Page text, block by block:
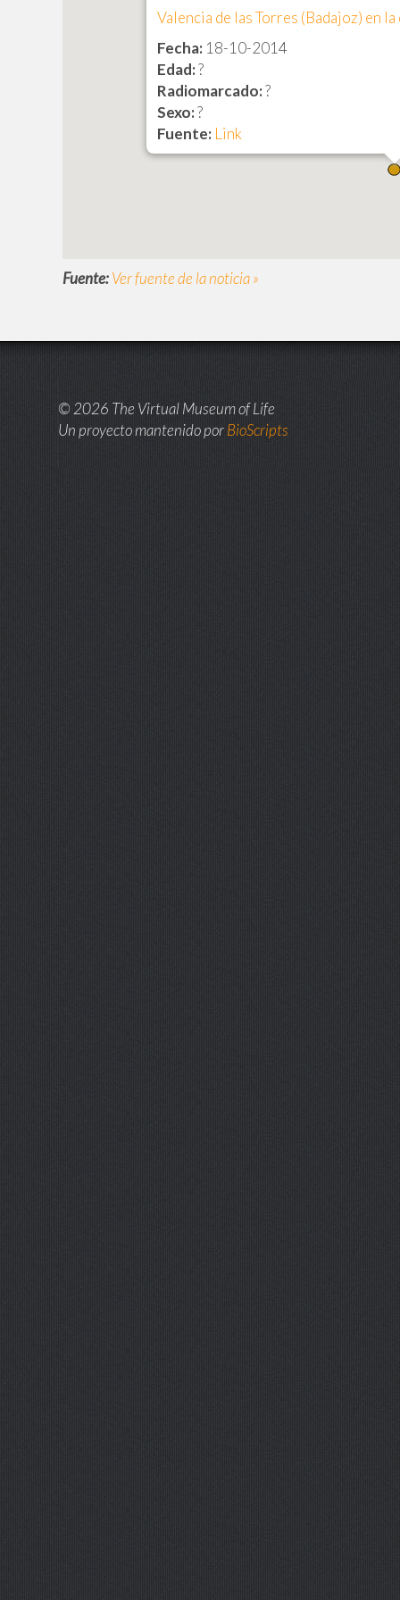
Valencia de las Torres (Badajoz) en
Fecha: 18-10-2014
Edad:?
Radiomarcado:?
Sexo:?
Fuente: Link
Fuente:Ver fuente de la noticia »
© 2026 The Virtual Museum of Life
Un proyecto mantenido porBioScripts